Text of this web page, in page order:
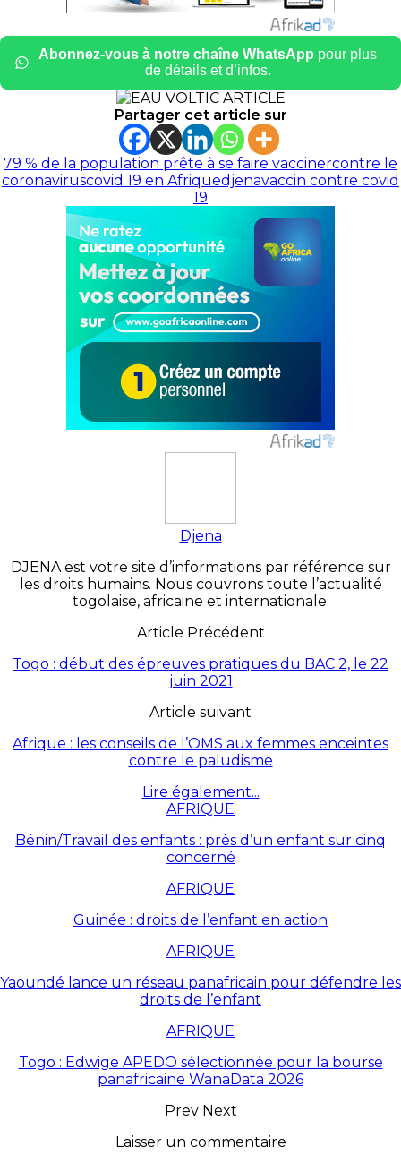
Abonnez-vous à notre chaîne WhatsApp pour plus
de détails et d’infos.
Partager cet article sur
79 % de la population prête à se faire vaccinercontre le
coronaviruscovid 19 en Afriquedjenavaccin contre covid
19
Djena
DJENA est votre site d’informations par référence sur
les droits humains. Nous couvrons toute l’actualité
togolaise, africaine et internationale.
Article Précédent
Togo : début des épreuves pratiques du BAC 2, le 22
juin 2021
Article suivant
Afrique : les conseils de l’OMS aux femmes enceintes
contre le paludisme
Lire également...
AFRIQUE
Bénin/Travail des enfants : près d’un enfant sur cinq
concerné
AFRIQUE
Guinée : droits de l’enfant en action
AFRIQUE
Yaoundé lance un réseau panafricain pour défendre les
droits de l’enfant
AFRIQUE
Togo : Edwige APEDO sélectionnée pour la bourse
panafricaine WanaData 2026
Prev Next
Laisser un commentaire